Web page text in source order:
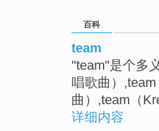
百科
team
"team"是个多
唱歌曲）
曲）,team（
详细内容